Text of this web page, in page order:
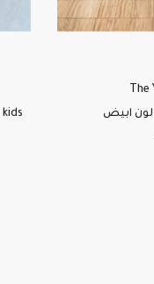
The
لون ابيض